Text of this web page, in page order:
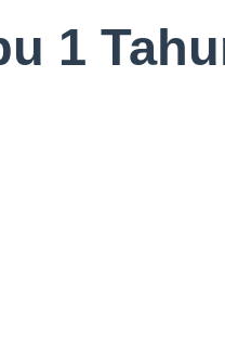
1